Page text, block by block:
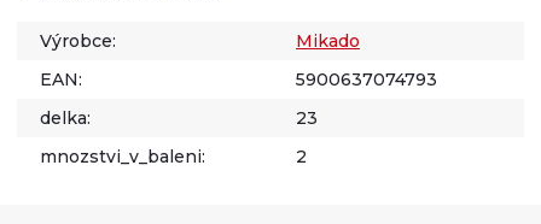
Výrobce:
Mikado
EAN:
5900637074793
delka:
23
mnozstvi_v_baleni:
2